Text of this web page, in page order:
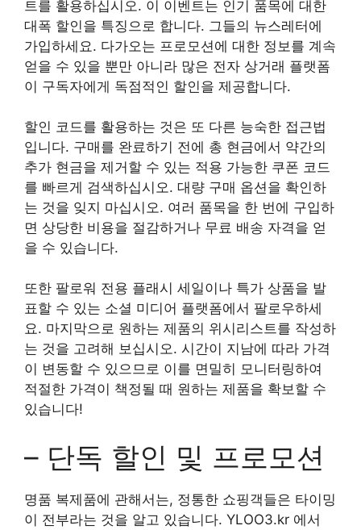
트를 활용하십시오. 이 이벤트는 인기 품목에 대한
대폭 할인을 특징으로 합니다. 그들의 뉴스레터에
가입하세요. 다가오는 프로모션에 대한 정보를 계속
얻을 수 있을 뿐만 아니라 많은 전자 상거래 플랫폼
이 구독자에게 독점적인 할인을 제공합니다.
할인 코드를 활용하는 것은 또 다른 능숙한 접근법
입니다. 구매를 완료하기 전에 총 현금에서 약간의
추가 현금을 제거할 수 있는 적용 가능한 쿠폰 코드
를 빠르게 검색하십시오. 대량 구매 옵션을 확인하
는 것을 잊지 마십시오. 여러 품목을 한 번에 구입하
면 상당한 비용을 절감하거나 무료 배송 자격을 얻
을 수 있습니다.
또한 팔로워 전용 플래시 세일이나 특가 상품을 발
표할 수 있는 소셜 미디어 플랫폼에서 팔로우하세
요. 마지막으로 원하는 제품의 위시리스트를 작성하
는 것을 고려해 보십시오. 시간이 지남에 따라 가격
이 변동할 수 있으므로 이를 면밀히 모니터링하여
적절한 가격이 책정될 때 원하는 제품을 확보할 수
있습니다!
– 단독 할인 및 프로모션
명품 복제품에 관해서는, 정통한 쇼핑객들은 타이밍
이 전부라는 것을 알고 있습니다. YLOO3.kr 에서